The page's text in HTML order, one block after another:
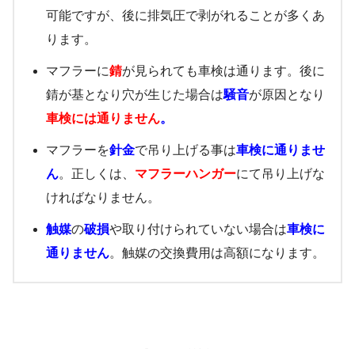
可能ですが、後に排気圧で剥がれることが多くあ
ります。
マフラーに錆が見られても車検は通ります。後に
錆が基となり穴が生じた場合は騒音が原因となり
車検には通りません。
マフラーを針金で吊り上げる事は車検に通りませ
ん。正しくは、 マフラーハンガーにて吊り上げな
ければなりません。
触媒の破損や取り付けられていない場合は車検に
通りません。触媒の交換費用は高額になります。